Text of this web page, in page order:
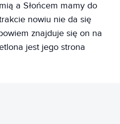
a Słońcem mamy do
nowiu nie da się
znajduje się on na
jest jego strona